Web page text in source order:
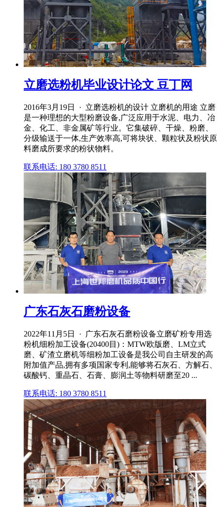
立磨选粉机毕业设计论文 豆丁网
2016年3月19日 · 立磨选粉机的设计 立磨机的用途 立磨
是一种理想的大型粉磨设备,广泛应用于水泥、电力、冶
金、化工、非金属矿等行业。它集破碎、干燥、粉磨、
分级输送于一体,生产效率高,可将块状、颗粒状及粉状原
料磨成所要求的粉状物料。
联系电话: 180 3780 8511
广东石灰石磨粉设备
2022年11月5日 · 广东石灰石磨粉设备立磨矿粉专用选
粉机细粉加工设备(20400目)：MTW欧版磨、LM立式
磨、矿渣立磨机等细粉加工设备是我公司自主研发的高
附加值产品,拥有多项国家专利,能够将石灰石、方解石、
碳酸钙、重晶石、石膏、膨润土等物料研磨至20 ...
联系电话: 180 3780 8511